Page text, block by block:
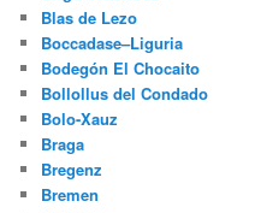
Blas de Lezo
Boccadase–Liguria
Bodegón El Chocaito
Bollollus del Condado
Bolo-Xauz
Braga
Bregenz
Bremen